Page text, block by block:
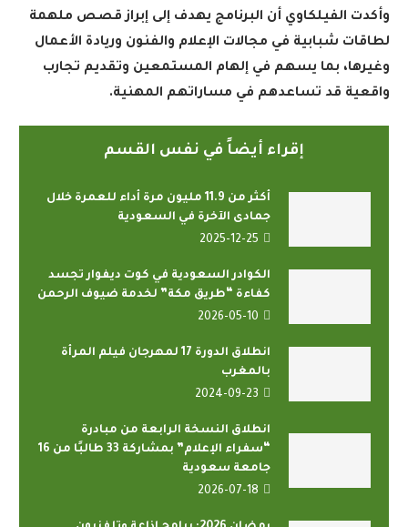
وأكدت الفيلكاوي أن البرنامج يهدف إلى إبراز قصص ملهمة
لطاقات شبابية في مجالات الإعلام والفنون وريادة الأعمال
وغيرها، بما يسهم في إلهام المستمعين وتقديم تجارب
واقعية قد تساعدهم في مساراتهم المهنية.
إقراء أيضاً في نفس القسم
أكثر من 11.9 مليون مرة أداء للعمرة خلال
جمادى الآخرة في السعودية
2025-12-25
الكوادر السعودية في كوت ديفوار تجسد
كفاءة “طريق مكة” لخدمة ضيوف الرحمن
2026-05-10
انطلاق الدورة 17 لمهرجان فيلم المرأة
بالمغرب
2024-09-23
انطلاق النسخة الرابعة من مبادرة
“سفراء الإعلام” بمشاركة 33 طالبًا من 16
جامعة سعودية
2026-07-18